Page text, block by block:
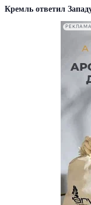
Кремль ответил